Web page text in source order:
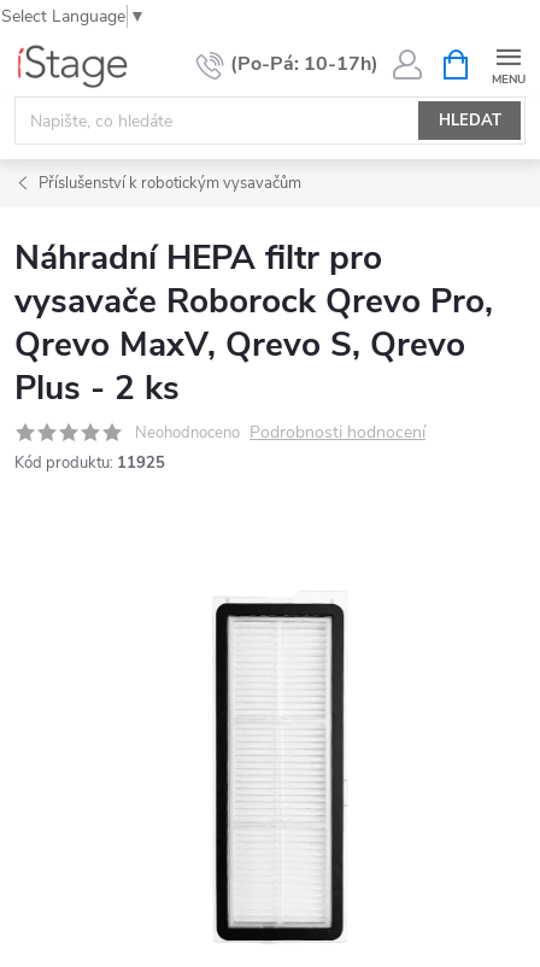
Select Language ▼
Přejít
obsah
HLEDAT
NÁKUPNÍ
KOŠÍK
Příslušenství k robotickým vysavačům
Náhradní HEPA filtr pro
vysavače Roborock Qrevo Pro,
Qrevo MaxV, Qrevo S, Qrevo
Plus - 2 ks
Neohodnoceno Podrobnosti hodnocení
Kód produktu: 11925